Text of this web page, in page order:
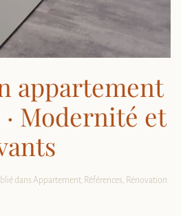
appartement
· Modernité et
dans Appartement, Références Rénovation